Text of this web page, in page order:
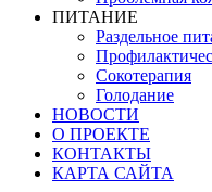
ПИТАНИЕ
Раздельное
Сокотерапия
Голодание
НОВОСТИ
О ПРОЕКТЕ
КОНТАКТЫ
КАРТА САЙТА